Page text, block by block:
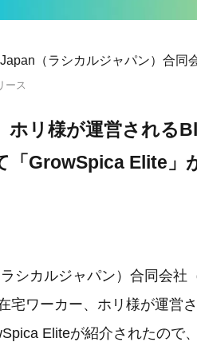
（ラシカルジャパン）合同
ース
ホリ様が運営される
「GrowSpica Elite」
シカルジャパン）合同会
宅ワーカー、ホリ様が運営
Eliteが紹介されたので